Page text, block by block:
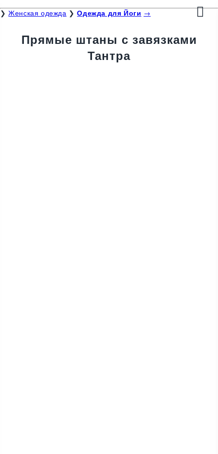
❯ Женская одежда ❯ Одежда для Йоги →
Прямые штаны с завязками
Тантра